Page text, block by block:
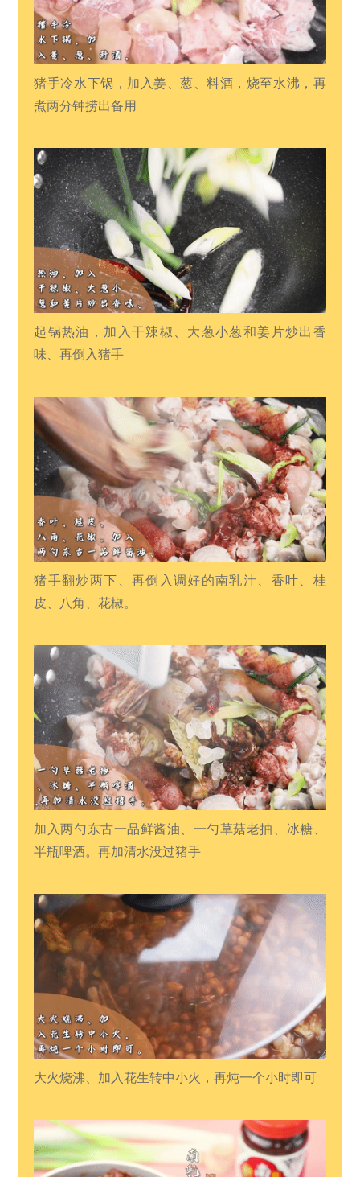
猪手冷水下锅，加入姜、葱、料酒，烧至水沸，再
煮两分钟捞出备用
起锅热油，加入干辣椒、大葱小葱和姜片炒出香
味、再倒入猪手
猪手翻炒两下、再倒入调好的南乳汁、香叶、桂
皮、八角、花椒。
加入两勺东古一品鲜酱油、一勺草菇老抽、冰糖、
半瓶啤酒。再加清水没过猪手
大火烧沸、加入花生转中小火，再炖一个小时即可